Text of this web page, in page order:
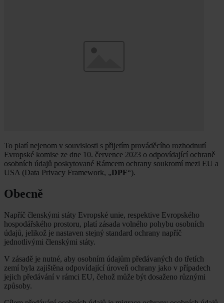
To platí nejenom v souvislosti s přijetím prováděcího rozhodnutí
Evropské komise ze dne 10. července 2023 o odpovídající ochraně
osobních údajů poskytované Rámcem ochrany soukromí mezi EU a
USA (Data Privacy Framework, „DPF“).
Obecně
Napříč členskými státy Evropské unie, respektive Evropského
hospodářského prostoru, platí zásada volného pohybu osobních
údajů, jelikož je nastaven stejný standard ochrany napříč
jednotlivými členskými státy.
V zásadě je nutné, aby osobním údajům předávaných do třetích
zemí byla zajištěna odpovídající úroveň ochrany jako v případech
jejich předávání v rámci EU, čehož může být dosaženo různými
způsoby.